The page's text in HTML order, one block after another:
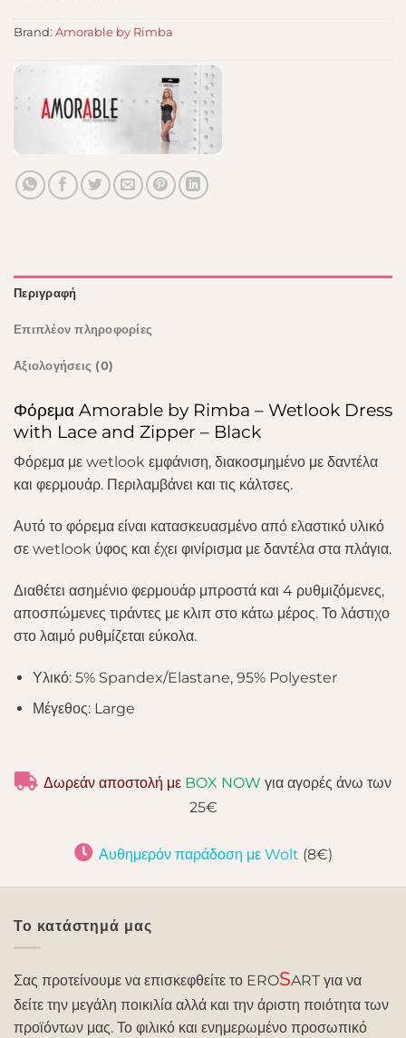
Brand: Amorable by Rimba
Περιγραφή
Επιπλέον πληροφορίες
Αξιολογήσεις (0)
Φόρεμα Amorable by Rimba – Wetlook Dress
with Lace and Zipper – Black
Φόρεμα με wetlook εμφάνιση, διακοσμημένο με δαντέλα
και φερμουάρ. Περιλαμβάνει και τις κάλτσες.
Αυτό το φόρεμα είναι κατασκευασμένο από ελαστικό υλικό
σε wetlook ύφος και έχει φινίρισμα με δαντέλα στα πλάγια.
Διαθέτει ασημένιο φερμουάρ μπροστά και 4 ρυθμιζόμενες,
αποσπώμενες τιράντες με κλιπ στο κάτω μέρος. Το λάστιχο
στο λαιμό ρυθμίζεται εύκολα.
Υλικό: 5% Spandex/Elastane, 95% Polyester
Μέγεθος: Large
Δωρεάν αποστολή με BOX NOW για αγορές άνω των
25€
Αυθημερόν παράδοση με Wolt (8€)
Το κατάστημά μας
Σας προτείνουμε να επισκεφθείτε το EROSART για να
δείτε την μεγάλη ποικιλία αλλά και την άριστη ποιότητα των
προϊόντων μας. Το φιλικό και ενημερωμένο προσωπικό